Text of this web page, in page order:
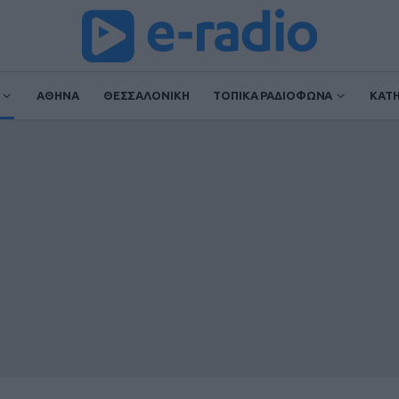
ΑΘΗΝΑ ΘΕΣΣΑΛΟΝΙΚΗ ΤΟΠΙΚΑ ΡΑΔΙΟΦΩΝΑ